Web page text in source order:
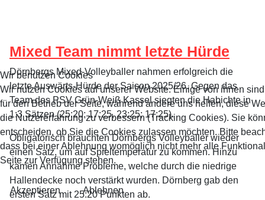
Mixed Team nimmt letzte Hürde
Dörnbergs Mixed-Volleyballer nahmen erfolgreich die
letzte Auswärts-Hürde der Saison 2025/26. Gegen das
Team des PSV Grün-Weiß Kassel siegten die Habichte in
1:3 Sätzen (25:20; 17:25, 23:25; 17:25).
Obligatorisch brauchten Dörnbergs Volleyballer wieder
einen Satz, um auf Spieltemperatur zu kommen. Hinzu
kamen Annahme Probleme, welche durch die niedrige
Hallendecke noch verstärkt wurden. Dörnberg gab den
ersten Satz mit 25:20 Punkten ab.
Wir benutzen Cookies
Wir nutzen Cookies auf unserer Website. Einige von ihnen
für den Betrieb der Seite, während andere uns helfen, diese
die Nutzererfahrung zu verbessern (Tracking Cookies). Sie
entscheiden, ob Sie die Cookies zulassen möchten. Bitte
dass bei einer Ablehnung womöglich nicht mehr alle
Seite zur Verfügung stehen.
Akzeptieren Ablehnen